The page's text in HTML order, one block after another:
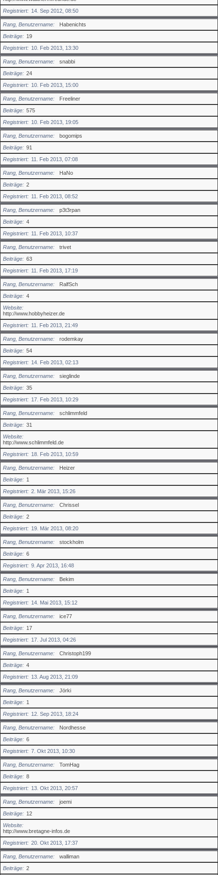
Registriert
14. Sep 2012, 08:50
Rang, Benutzername
Habenichts
Beiträge
19
Registriert
10. Feb 2013, 13:30
Rang, Benutzername
snabbi
Beiträge
24
Registriert
10. Feb 2013, 15:00
Rang, Benutzername
Freeliner
Beiträge
575
Registriert
10. Feb 2013, 19:05
Rang, Benutzername
bogomips
Beiträge
91
Registriert
11. Feb 2013, 07:08
Rang, Benutzername
HaNo
Beiträge
2
Registriert
11. Feb 2013, 08:52
Rang, Benutzername
p3t3rpan
Beiträge
4
Registriert
11. Feb 2013, 10:37
Rang, Benutzername
trivet
Beiträge
63
Registriert
11. Feb 2013, 17:19
Rang, Benutzername
RalfSch
Beiträge
4
Website
http://www.hobbyheizer.de
Registriert
11. Feb 2013, 21:49
Rang, Benutzername
rodemkay
Beiträge
54
Registriert
14. Feb 2013, 02:13
Rang, Benutzername
sieglinde
Beiträge
35
Registriert
17. Feb 2013, 10:29
Rang, Benutzername
schlimmfeld
Beiträge
31
Website
http://www.schlimmfeld.de
Registriert
18. Feb 2013, 10:59
Rang, Benutzername
Heizer
Beiträge
1
Registriert
2. Mär 2013, 15:26
Rang, Benutzername
Chrissel
Beiträge
2
Registriert
19. Mär 2013, 08:20
Rang, Benutzername
stockholm
Beiträge
6
Registriert
9. Apr 2013, 16:48
Rang, Benutzername
Bekim
Beiträge
1
Registriert
14. Mai 2013, 15:12
Rang, Benutzername
ice77
Beiträge
17
Registriert
17. Jul 2013, 04:26
Rang, Benutzername
Christoph199
Beiträge
4
Registriert
13. Aug 2013, 21:09
Rang, Benutzername
Jörki
Beiträge
1
Registriert
12. Sep 2013, 18:24
Rang, Benutzername
Nordhesse
Beiträge
6
Registriert
7. Okt 2013, 10:30
Rang, Benutzername
TomHag
Beiträge
8
Registriert
13. Okt 2013, 20:57
Rang, Benutzername
joemi
Beiträge
12
Website
http://www.bretagne-infos.de
Registriert
20. Okt 2013, 17:37
Rang, Benutzername
walliman
Beiträge
2